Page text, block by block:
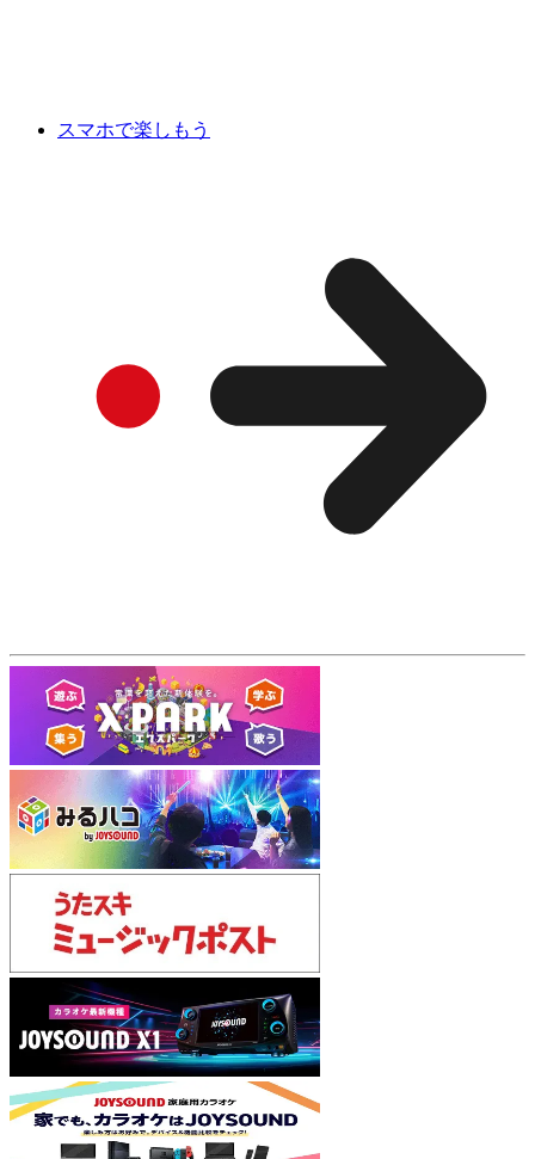
スマホで楽しもう